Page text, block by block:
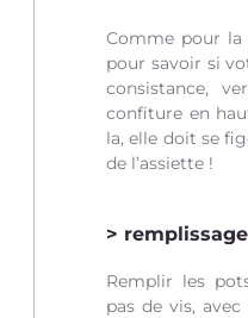
Comme pour la
pour savoir si
consistance,
confiture en
la, elle doit se
de l’assiette !
Remplir les
pas de vis,